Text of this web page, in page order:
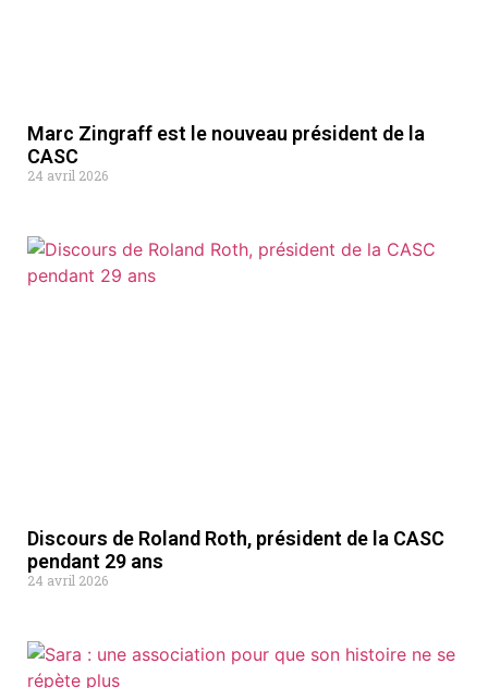
Marc Zingraff est le nouveau président de la
CASC
24 avril 2026
Discours de Roland Roth, président de la CASC
pendant 29 ans
24 avril 2026